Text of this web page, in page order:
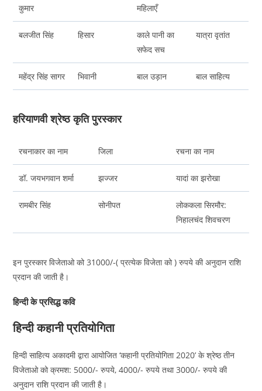
कुमार
महिलाएँ
बलजीत सिंह हिसार
काले पानी का
सफेद सच
यात्रा वृतांत
महेंद्र सिंह सागर भिवानी बाल उड़ान बाल साहित्य
हरियाणवी श्रेष्ठ कृति पुरस्कार
रचनाकार का नाम जिला रचना का नाम
डॉ. जयभगवान शर्मा झज्जर यादां का झरोखा
रामबीर सिंह सोनीपत
लोककला सिरमौर:
निहालचंद शिवचरण
इन पुरस्कार विजेताओ को 31000/-( प्रत्येक विजेता को ) रुपये की अनुदान राशि
प्रदान की जाती है।
हिन्दी के प्रसिद्ध कवि
हिन्दी कहानी प्रतियोगिता
हिन्दी साहित्य अकादमी द्वारा आयोजित ‘कहानी प्रतियोगिता 2020’ के श्रेष्ठ तीन
विजेताओ को क्रमश: 5000/- रुपये, 4000/- रुपये तथा 3000/- रुपये की
अनुदान राशि प्रदान की जाती है।